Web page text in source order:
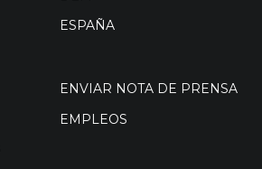
ESPAÑA
ENVIAR NOTA DE PRENSA
EMPLEOS